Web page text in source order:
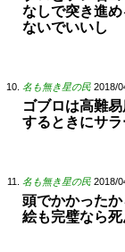
なしで突き進
ないでいいし
名も無き星の民 2018/
ゴブロは高難
するときにサ
名も無き星の民 2018/
頭でかかった
絵も完璧なら